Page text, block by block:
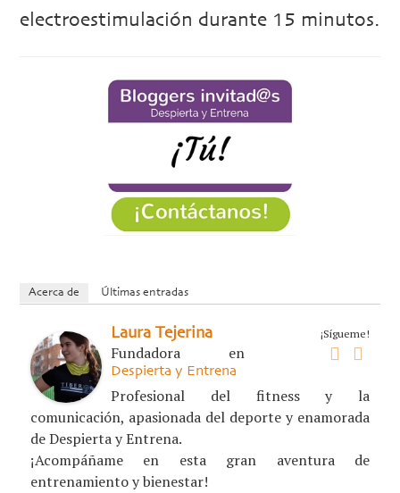
electroestimulación durante 15 minutos.
Acerca de Últimas entradas
¡Sígueme!
Laura Tejerina
Fundadora en
Despierta y Entrena
Profesional del fitness y la
comunicación, apasionada del deporte y enamorada
de Despierta y Entrena.
¡Acompáñame en esta gran aventura de
entrenamiento y bienestar!